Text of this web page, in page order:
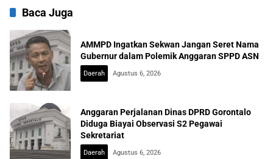
Baca Juga
AMMPD Ingatkan Sekwan Jangan Seret Nama
Gubernur dalam Polemik Anggaran SPPD ASN
Daerah Agustus 6, 2026
Anggaran Perjalanan Dinas DPRD Gorontalo
Diduga Biayai Observasi S2 Pegawai
Sekretariat
Daerah Agustus 6, 2026